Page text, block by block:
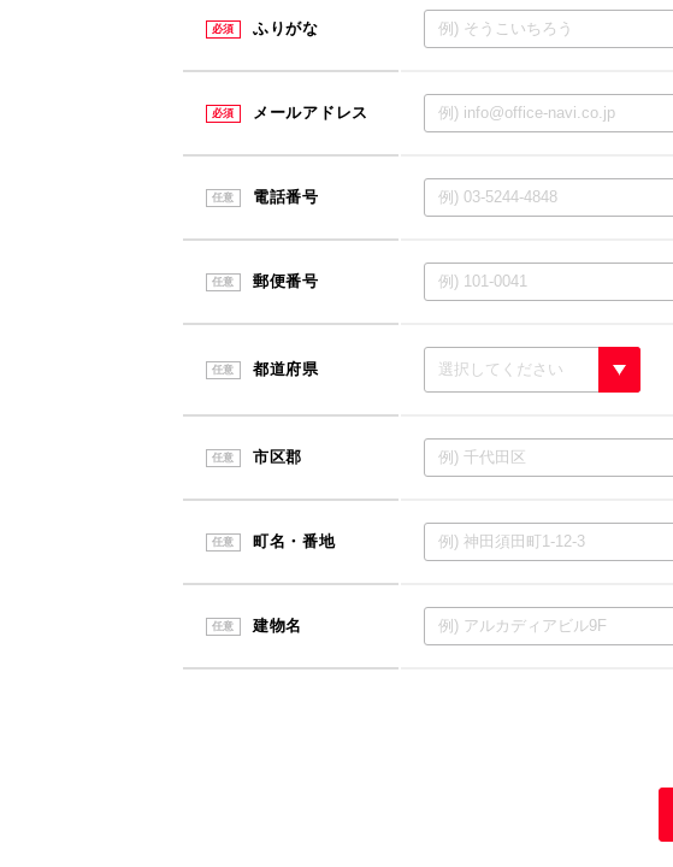
必須 ふりがな
必須 メールアドレス
任意 電話番号
任意 郵便番号
任意 都道府県
任意 市区郡
任意 町名・番地
任意 建物名